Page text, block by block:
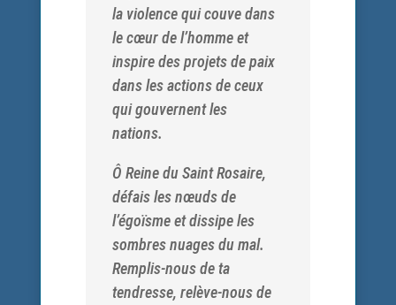
la violence qui couve dans
le cœur de l’homme et
inspire des projets de paix
dans les actions de ceux
qui gouvernent les
nations.
Ô Reine du Saint Rosaire,
défais les nœuds de
l’égoïsme et dissipe les
sombres nuages du mal.
Remplis-nous de ta
tendresse, relève-nous de